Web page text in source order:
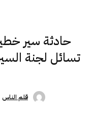
حادثة سير
تسائل لجنة
قلم الناس